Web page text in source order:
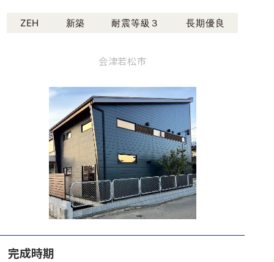
ZEH 新築 耐震等級３ 長期優良
会津若松市
完成時期